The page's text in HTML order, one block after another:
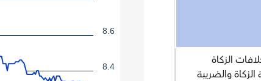
الزكاة
من هيئة الزكاة والضريبة
8.4
8.6